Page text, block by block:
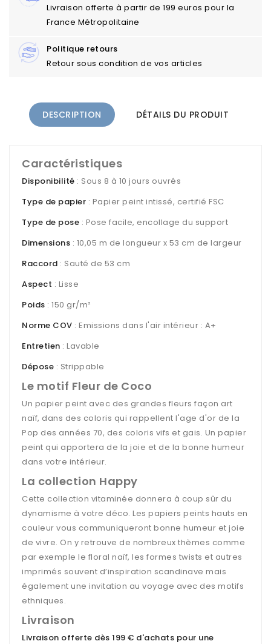
Livraison offerte à partir de 199 euros pour la
France Métropolitaine
Politique retours
Retour sous condition de vos articles
DESCRIPTION DÉTAILS DU PRODUIT
Caractéristiques
Disponibilité : Sous 8 à 10 jours ouvrés
Type de papier : Papier peint intissé, certifié FSC
Type de pose : Pose facile, encollage du support
Dimensions : 10,05 m de longueur x 53 cm de largeur
Raccord : Sauté de 53 cm
Aspect : Lisse
Poids : 150 gr/m²
Norme COV : Emissions dans l'air intérieur : A+
Entretien : Lavable
Dépose : Strippable
Le motif Fleur de Coco
Un papier peint avec des grandes fleurs façon art
naïf, dans des coloris qui rappellent l'age d'or de la
Pop des années 70, des coloris vifs et gais. Un papier
peint qui apportera de la joie et de la bonne humeur
dans votre intérieur.
La collection Happy
Cette collection vitaminée donnera à coup sûr du
dynamisme à votre déco. Les papiers peints hauts en
couleur vous communiqueront bonne humeur et joie
de vivre. On y retrouve de nombreux thèmes comme
par exemple le floral naïf, les formes twists et autres
imprimés souvent d’inspiration scandinave mais
également une invitation au voyage avec des motifs
ethniques.
Livraison
Livraison offerte dès 199 € d'achats pour une